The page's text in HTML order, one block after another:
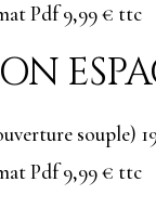
Pdf 9,99 € ttc
souple)
Pdf 9,99 € ttc